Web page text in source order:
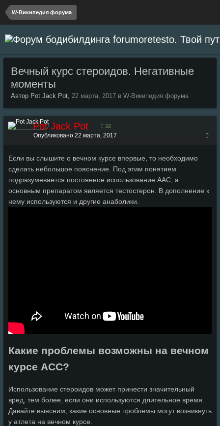
W-Википедия форума
Вечный курс стероидов. Негативные
моменты
Автор Pot Jack Pot, 22 марта, 2017 в W-Википедия форума
Pot Jack Pot 32
Опубликовано 22 марта, 2017
Если вы слышите о вечном курсе впервые, то необходимо
сделать небольшое пояснение. Под этим понятием
подразумевается постоянное использование AAC, а
основным препаратом является тестостерон. В дополнение к
нему используются и другие анаболики.
Какие проблемы возможны на вечном
курсе ACC?
Использование стероидов может принести значительный
вред, тем более, если они используются длительное время.
Давайте выясним, какие основные проблемы могут возникнуть
у атлета на вечном курсе.